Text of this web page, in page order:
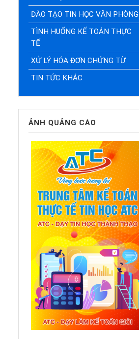
ĐÀO TẠO TIN HỌC VĂN PHÒNG
TÌNH HUỐNG KẾ TOÁN THỰC
TẾ
XỬ LÝ HÓA ĐƠN CHỨNG TỪ
TIN TỨC KHÁC
ẢNH QUẢNG CÁO